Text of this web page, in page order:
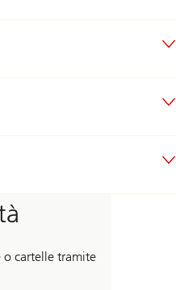
cartelle tramite